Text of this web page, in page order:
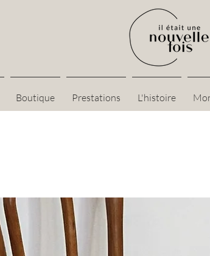
Boutique Prestations L'histoire